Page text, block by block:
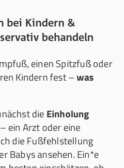
bei Kindern &
behandeln
einen Spitzfuß oder
Kindern fest –was
dieEinholung
– ein Arzt oder eine
die Fußfehlstellung
Babys ansehen. Ein*e